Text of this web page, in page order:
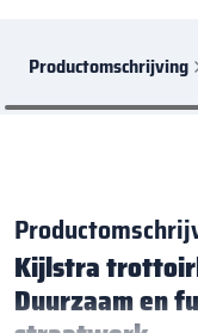
Productomschrijving
Kijlstra
Duurzaam en